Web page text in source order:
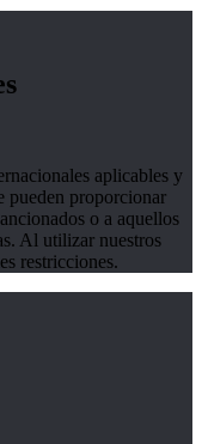
aplicables y
pueden proporcionar
o a aquellos
Al utilizar nuestros
restricciones.